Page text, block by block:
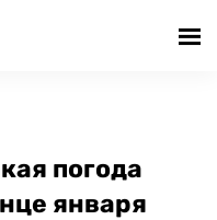
погода
января